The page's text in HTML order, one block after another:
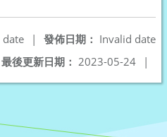
發佈日期： Invalid date
date
|
最後更新日期： 2023-05-24 |